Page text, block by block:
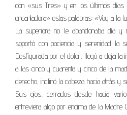
con «sus Tres» y en los últimos días
encantadora» estas palabras: «Voy a la
La superiora no le abandonaba día
soportó con paciencia y serenidad la
Desfigurada por el dolor, llegó a dejarla
a las cinco y cuarenta y cinco de la
derecho, inclinó la cabeza hacia atrás y
Sus ojos, cerrados desde hacía
entreviera algo por encima de la Madre